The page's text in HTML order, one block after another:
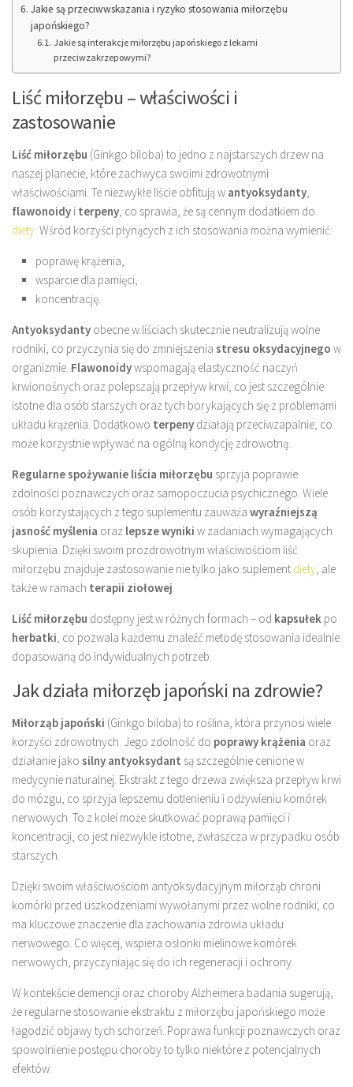
Jakie są przeciwwskazania i ryzyko stosowania miłorzębu
japońskiego?
Jakie są interakcje miłorzębu japońskiego z lekami
przeciwzakrzepowymi?
Liść miłorzębu – właściwości i
zastosowanie
Liść miłorzębu (Ginkgo biloba) to jedno z najstarszych drzew na
naszej planecie, które zachwyca swoimi zdrowotnymi
właściwościami. Te niezwykłe liście obfitują w antyoksydanty,
flawonoidy i terpeny, co sprawia, że są cennym dodatkiem do
diety. Wśród korzyści płynących z ich stosowania można wymienić:
poprawę krążenia,
wsparcie dla pamięci,
koncentrację.
Antyoksydanty obecne w liściach skutecznie neutralizują wolne
rodniki, co przyczynia się do zmniejszenia stresu oksydacyjnego w
organizmie. Flawonoidywspomagają elastyczność naczyń
krwionośnych oraz polepszają przepływ krwi, co jest szczególnie
istotne dla osób starszych oraz tych borykających się z problemami
układu krążenia. Dodatkowo terpeny działają przeciwzapalnie, co
może korzystnie wpływać na ogólną kondycję zdrowotną.
Regularne spożywanie liścia miłorzębu sprzyja poprawie
zdolności poznawczych oraz samopoczucia psychicznego. Wiele
osób korzystających z tego suplementu zauważa wyraźniejszą
jasność myślenia oraz lepsze wyniki w zadaniach wymagających
skupienia. Dzięki swoim prozdrowotnym właściwościom liść
miłorzębu znajduje zastosowanie nie tylko jako suplement diety, ale
także w ramach terapii ziołowej.
Liść miłorzębu dostępny jest w różnych formach – od kapsułek po
herbatki, co pozwala każdemu znaleźć metodę stosowania idealnie
dopasowaną do indywidualnych potrzeb.
Jak działa miłorzęb japoński na zdrowie?
Miłorząb japoński (Ginkgo biloba) to roślina, która przynosi wiele
korzyści zdrowotnych. Jego zdolność do poprawy krążenia oraz
działanie jako silny antyoksydant są szczególnie cenione w
medycynie naturalnej. Ekstrakt z tego drzewa zwiększa przepływ krwi
do mózgu, co sprzyja lepszemu dotlenieniu i odżywieniu komórek
nerwowych. To z kolei może skutkować poprawą pamięci i
koncentracji, co jest niezwykle istotne, zwłaszcza w przypadku osób
starszych.
Dzięki swoim właściwościom antyoksydacyjnym miłorząb chroni
komórki przed uszkodzeniami wywołanymi przez wolne rodniki, co
ma kluczowe znaczenie dla zachowania zdrowia układu
nerwowego. Co więcej, wspiera osłonki mielinowe komórek
nerwowych, przyczyniając się do ich regeneracji i ochrony.
W kontekście demencji oraz choroby Alzheimera badania sugerują,
że regularne stosowanie ekstraktu z miłorzębu japońskiego może
łagodzić objawy tych schorzeń. Poprawa funkcji poznawczych oraz
spowolnienie postępu choroby to tylko niektóre z potencjalnych
efektów.